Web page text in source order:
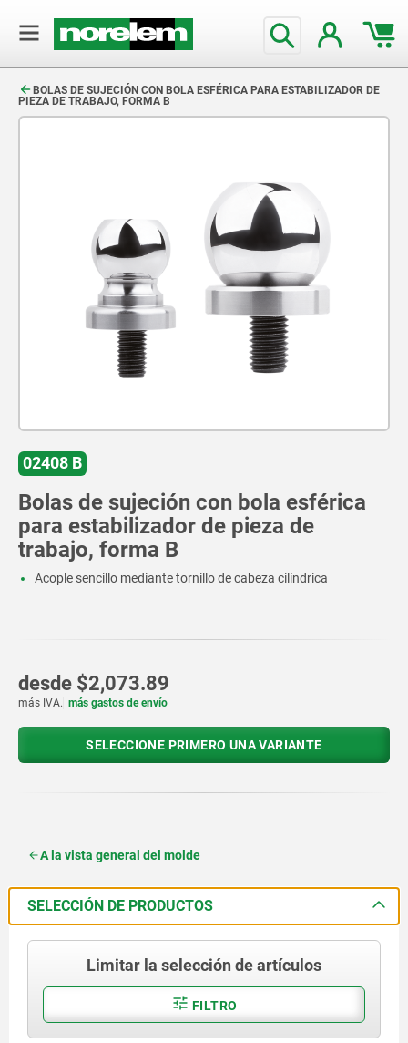
BOLAS DE SUJECIÓN CON BOLA ESFÉRICA PARA ESTABILIZADOR DE
PIEZA DE TRABAJO, FORMA B
02408 B
Bolas de sujeción con bola esférica
para estabilizador de pieza de
trabajo, forma B
Acople sencillo mediante tornillo de cabeza cilíndrica
desde $2,073.89
más IVA. más gastos de envío
SELECCIONE PRIMERO UNA VARIANTE
A la vista general del molde
SELECCIÓN DE PRODUCTOS
Limitar la selección de artículos
FILTRO